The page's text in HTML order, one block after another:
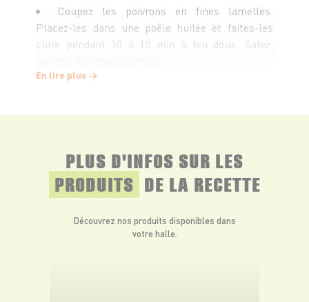
Coupez les poivrons en fines lamelles.
Placez-les dans une poêle huilée et faites-les
cuire pendant 10 à 15 min à feu doux. Salez,
assiettes vos haricots et vos poivrons,
d’huile d’olive.
En lire plus
PLUS D'INFOS SUR LES
PRODUITS DE LA RECETTE
Découvrez nos produits disponibles dans
votre halle.